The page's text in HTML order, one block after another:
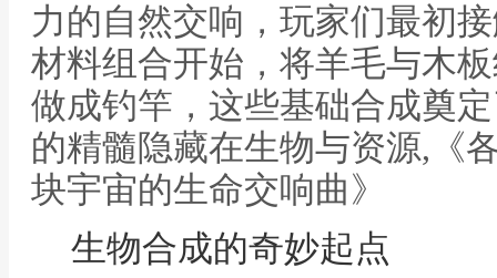
力的自然交响，玩家们最初
材料组合开始，将羊毛与木
做成钓竿，这些基础合成奠
的精髓隐藏在生物与资源,《
块宇宙的生命交响曲》
生物合成的奇妙起点